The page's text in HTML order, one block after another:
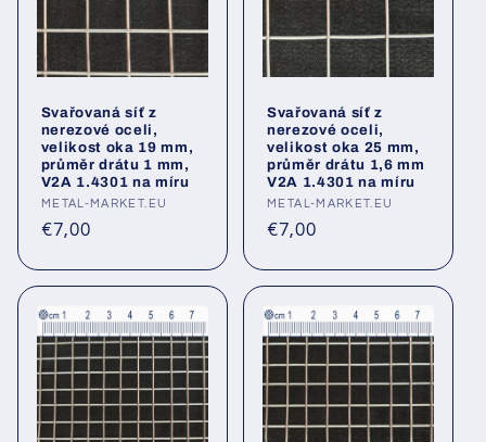
Svařovaná síť z
nerezové oceli,
velikost oka 19 mm,
průměr drátu 1 mm,
V2A 1.4301 na míru
Poskytovatel:
METAL-MARKET.EU
Běžná
€7,00
Svařovaná síť z
nerezové oceli,
velikost oka 25 mm,
průměr drátu 1,6 mm
V2A 1.4301 na míru
Poskytovatel:
METAL-MARKET.EU
Běžná
€7,00